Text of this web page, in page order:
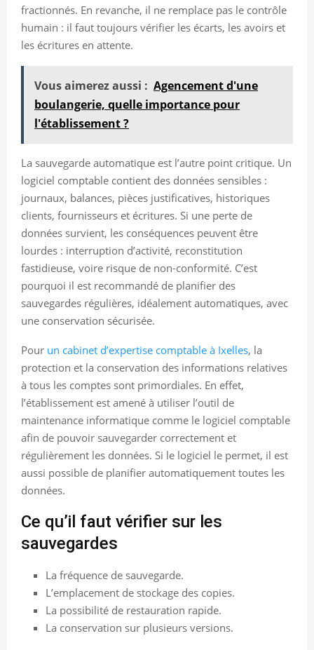
fractionnés. En revanche, il ne remplace pas le contrôle
humain : il faut toujours vérifier les écarts, les avoirs et
les écritures en attente.
Vous aimerez aussi : Agencement d'une
boulangerie, quelle importance pour
l'établissement ?
La sauvegarde automatique est l’autre point critique. Un
logiciel comptable contient des données sensibles :
journaux, balances, pièces justificatives, historiques
clients, fournisseurs et écritures. Si une perte de
données survient, les conséquences peuvent être
lourdes : interruption d’activité, reconstitution
fastidieuse, voire risque de non-conformité. C’est
pourquoi il est recommandé de planifier des
sauvegardes régulières, idéalement automatiques, avec
une conservation sécurisée.
Pour un cabinet d’expertise comptable à Ixelles, la
protection et la conservation des informations relatives
à tous les comptes sont primordiales. En effet,
l’établissement est amené à utiliser l’outil de
maintenance informatique comme le logiciel comptable
afin de pouvoir sauvegarder correctement et
régulièrement les données. Si le logiciel le permet, il est
aussi possible de planifier automatiquement toutes les
données.
Ce qu’il faut vérifier sur les
sauvegardes
La fréquence de sauvegarde.
L’emplacement de stockage des copies.
La possibilité de restauration rapide.
La conservation sur plusieurs versions.